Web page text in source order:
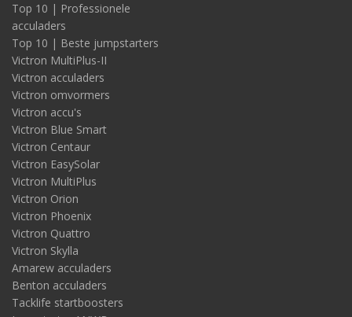
Top 10 | Professionele
acculaders
Top 10 | Beste jumpstarters
Victron MultiPlus-II
Victron acculaders
Victron omvormers
Victron accu's
Victron Blue Smart
Victron Centaur
Victron EasySolar
Victron MultiPlus
Victron Orion
Victron Phoenix
Victron Quattro
Victron Skylla
Amarew acculaders
Benton acculaders
Tacklife startboosters